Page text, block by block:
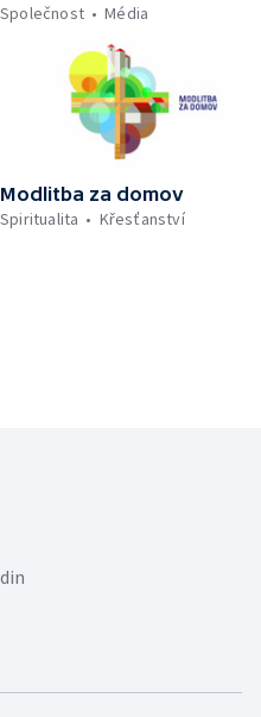
Společnost
Média
Modlitba za domov
Spiritualita
Křesťanství